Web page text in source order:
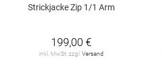
Strickjacke Zip 1/1 Arm
199,00 €
inkl. MwSt. zzgl. Versand